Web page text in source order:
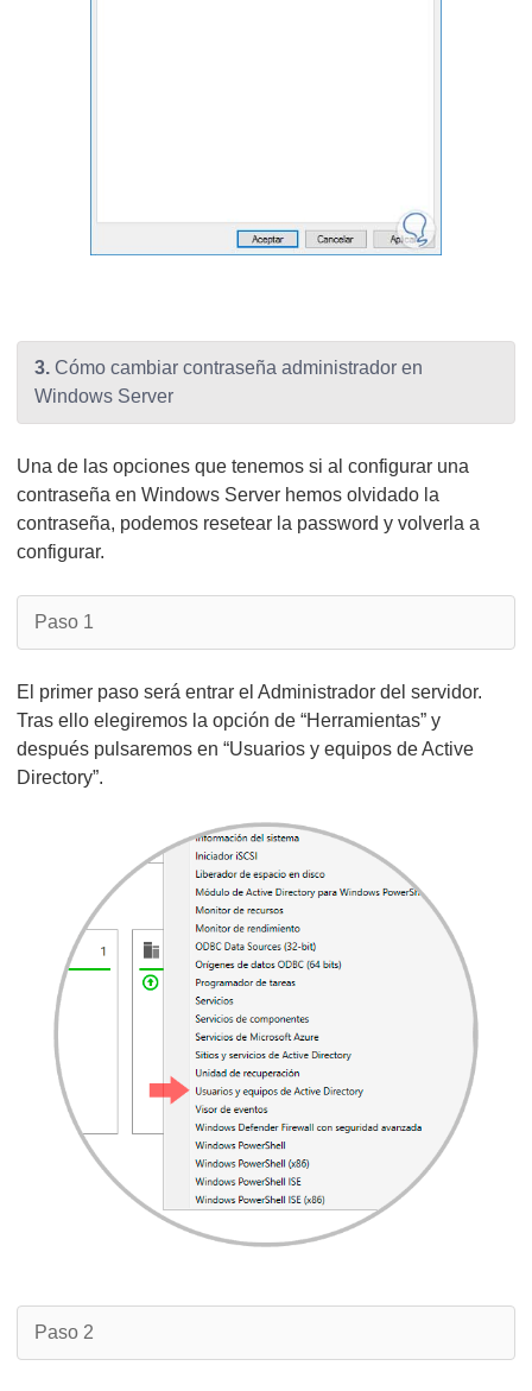
3. Cómo cambiar contraseña administrador en
Windows Server
Una de las opciones que tenemos si al configurar una
contraseña en Windows Server hemos olvidado la
contraseña, podemos resetear la password y volverla a
configurar.
Paso 1
El primer paso será entrar el Administrador del servidor.
Tras ello elegiremos la opción de “Herramientas” y
después pulsaremos en “Usuarios y equipos de Active
Directory”.
Paso 2